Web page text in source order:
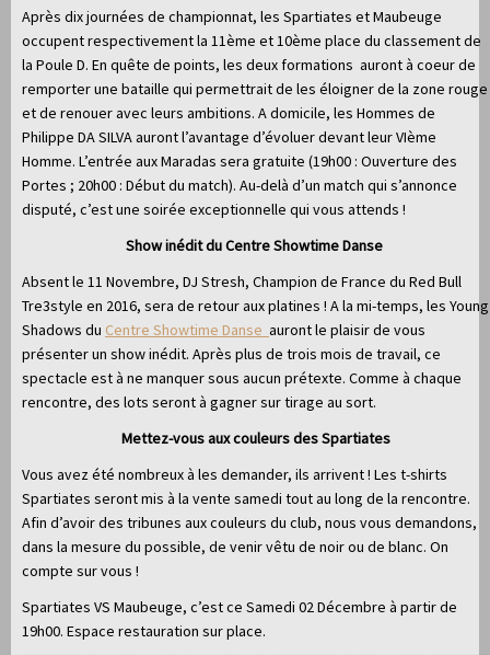
Après dix journées de championnat, les Spartiates et Maubeuge
occupent respectivement la 11ème et 10ème place du classement de
la Poule D. En quête de points, les deux formations auront à coeur de
remporter une bataille qui permettrait de les éloigner de la zone rouge
et de renouer avec leurs ambitions. A domicile, les Hommes de
Philippe DA SILVA auront l’avantage d’évoluer devant leur VIème
Homme. L’entrée aux Maradas sera gratuite (19h00 : Ouverture des
Portes ; 20h00 : Début du match). Au-delà d’un match qui s’annonce
disputé, c’est une soirée exceptionnelle qui vous attends !
Show inédit du Centre Showtime Danse
Absent le 11 Novembre, DJ Stresh, Champion de France du Red Bull
Tre3style en 2016, sera de retour aux platines ! A la mi-temps, les Young
Shadows du Centre Showtime Danse auront le plaisir de vous
présenter un show inédit. Après plus de trois mois de travail, ce
spectacle est à ne manquer sous aucun prétexte. Comme à chaque
rencontre, des lots seront à gagner sur tirage au sort.
Mettez-vous aux couleurs des Spartiates
Vous avez été nombreux à les demander, ils arrivent ! Les t-shirts
Spartiates seront mis à la vente samedi tout au long de la rencontre.
Afin d’avoir des tribunes aux couleurs du club, nous vous demandons,
dans la mesure du possible, de venir vêtu de noir ou de blanc. On
compte sur vous !
Spartiates VS Maubeuge, c’est ce Samedi 02 Décembre à partir de
19h00. Espace restauration sur place.